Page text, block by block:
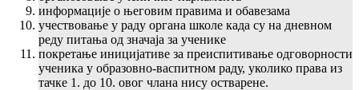
информације о његовим правима и обавезама
учествовање у раду органа школе када су на дневном
реду питања од значаја за ученике
покретање иницијативе за преиспитивање одговорности
ученика у образовно-васпитном раду, уколико права из
тачке 1. до 10. овог члана нису остварене.